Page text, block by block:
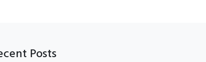
Posts